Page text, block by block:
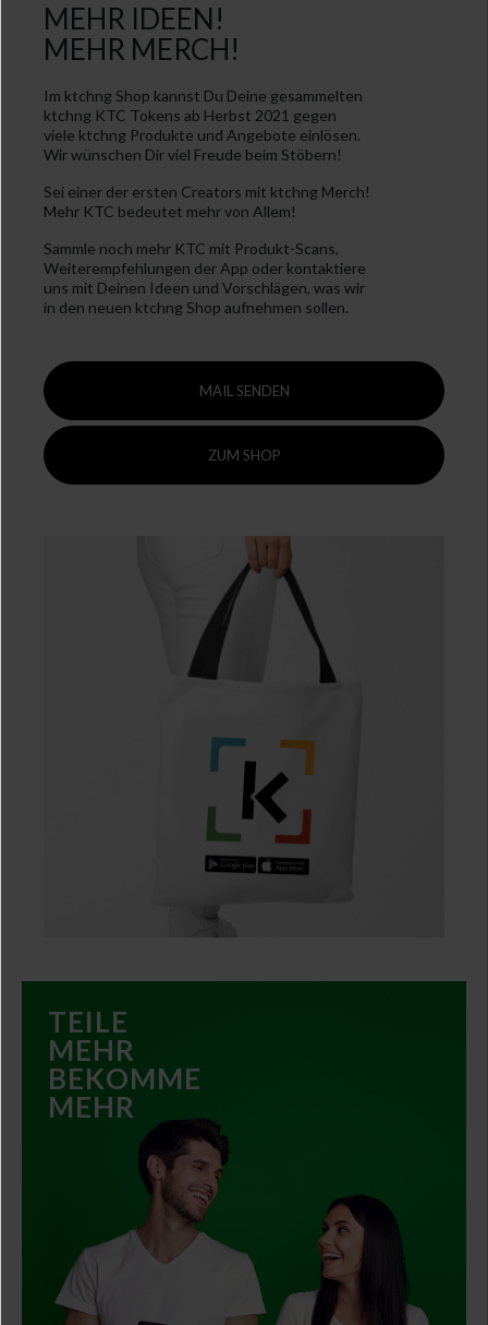
dialog
and close the window.
MEHR IDEEN!
MEHR MERCH!
Im ktchng Shop kannst Du Deine gesammelten
ktchng KTC Tokens ab Herbst 2021 gegen
viele ktchng Produkte und Angebote einlösen.
Wir wünschen Dir viel Freude beim Stöbern!
Sei einer der ersten Creators mit ktchng Merch!
Mehr KTC bedeutet mehr von Allem!
Sammle noch mehr KTC mit Produkt-Scans,
Weiterempfehlungen der App oder kontaktiere
uns mit Deinen Ideen und Vorschlägen, was wir
in den neuen ktchng Shop aufnehmen sollen.
MAIL SENDEN
ZUM SHOP
TEILE
MEHR
BEKOMME
MEHR
geniessen alle Vorteile der exklusiven ktchng Trends und
zusätzlich belohnen wir Dich für Deine Grosszügigkeit mit
weiteren KTC.
Teile alles was Du scannst und was Dir in den täglichen
WHAT'S HOT Updates gefällt. Sharing is caring!